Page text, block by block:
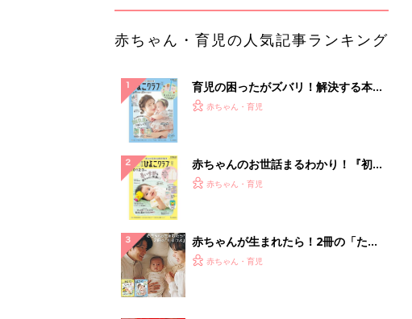
赤ちゃん・育児の人気記事ランキング
育児の困ったがズバリ！解決する本
『ひよこクラブ 夏号』 4カ月～2才
赤ちゃん・育児
赤ちゃんのお世話まるわかり！『初め
てのひよこクラブ 夏号』〈巻頭大特
赤ちゃん・育児
赤ちゃんが生まれたら！2冊の「たま
ひよ」
赤ちゃん・育児